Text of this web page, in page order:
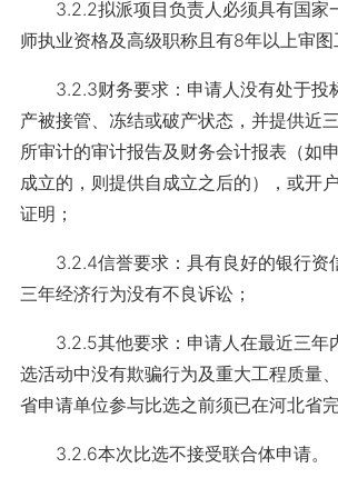
3.2.2拟派项目负责人必须具有国家
师执业资格及高级职称且有8年以上审图
3.2.3财务要求：申请人没有处于投
产被接管、冻结或破产状态，并提供近
所审计的审计报告及财务会计报表（如
成立的，则提供自成立之后的），或开
证明；
3.2.4信誉要求：具有良好的银行资
三年经济行为没有不良诉讼；
3.2.5其他要求：申请人在最近三年
选活动中没有欺骗行为及重大工程质量
省申请单位参与比选之前须已在河北省完
3.2.6本次比选不接受联合体申请。